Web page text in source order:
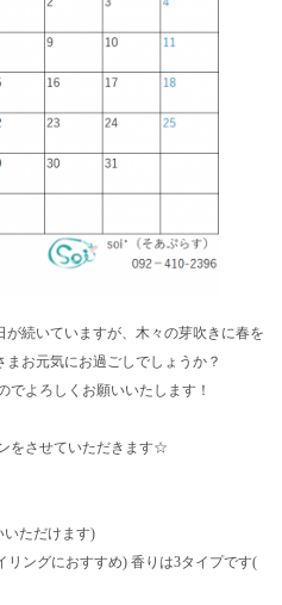
が続いていますが、木々の芽吹きに春を
お元気にお過ごしでしょうか？
でよろしくお願いいたします！
をさせていただきます☆
ただけます)
ングにおすすめ) 香りは3タイプです(